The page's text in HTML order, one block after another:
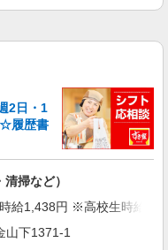
円 ▼下記別途支
2回（6月・12月） ※業績に
詳細を見る
規定支給（上限あり） 1日
定労働時間 月末締/翌15日
宍原
2日・1
履歴書
掃など）
給1,438円 ※高校生時給
山下1371-1